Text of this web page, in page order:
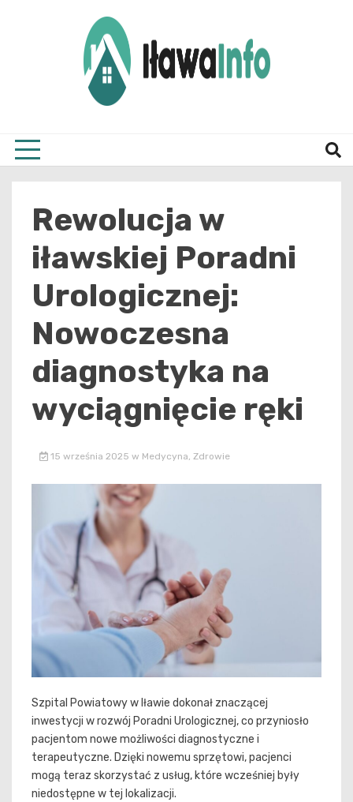
Rewolucja w
iławskiej Poradni
Urologicznej:
Nowoczesna
diagnostyka na
wyciągnięcie ręki
15 września 2025 w Medycyna, Zdrowie
Szpital Powiatowy w Iławie dokonał znaczącej
inwestycji w rozwój Poradni Urologicznej, co przyniosło
pacjentom nowe możliwości diagnostyczne i
terapeutyczne. Dzięki nowemu sprzętowi, pacjenci
mogą teraz skorzystać z usług, które wcześniej były
niedostępne w tej lokalizacji.